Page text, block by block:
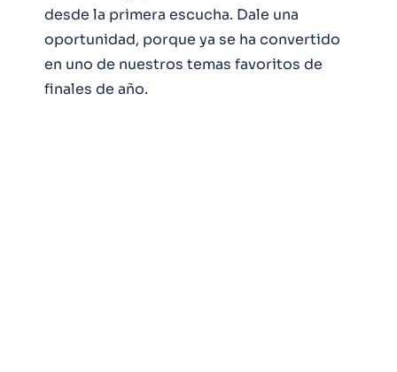
desde la primera escucha. Dale una
oportunidad, porque ya se ha convertido
en uno de nuestros temas favoritos de
finales de año.